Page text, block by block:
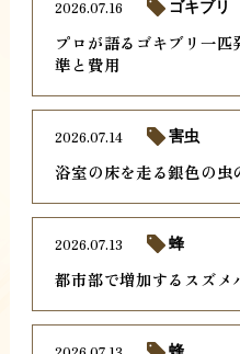
プロが語るゴキブリ一
準と費用
2026.07.16 ゴキブリ
浴室の床を走る銀色の虫
2026.07.14 害虫
都市部で増加するスズメ
2026.07.13 蜂